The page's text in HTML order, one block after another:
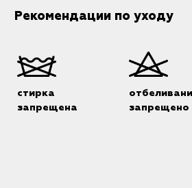
Рекомендации по уходу
стирка
запрещена
запрещено